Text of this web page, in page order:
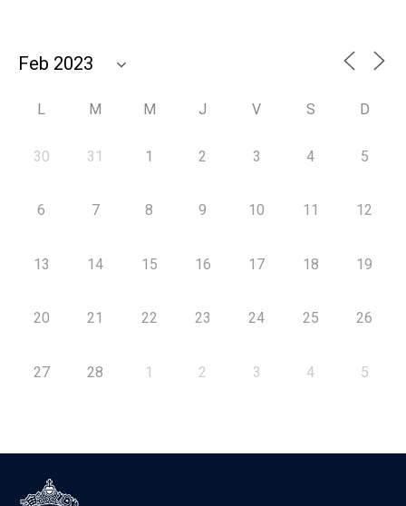
L M M J V S D
30 31 1 2 3 4 5
6 7 8 9 10 11 12
13 14 15 16 17 18 19
20 21 22 23 24 25 26
27 28 1 2 3 4 5